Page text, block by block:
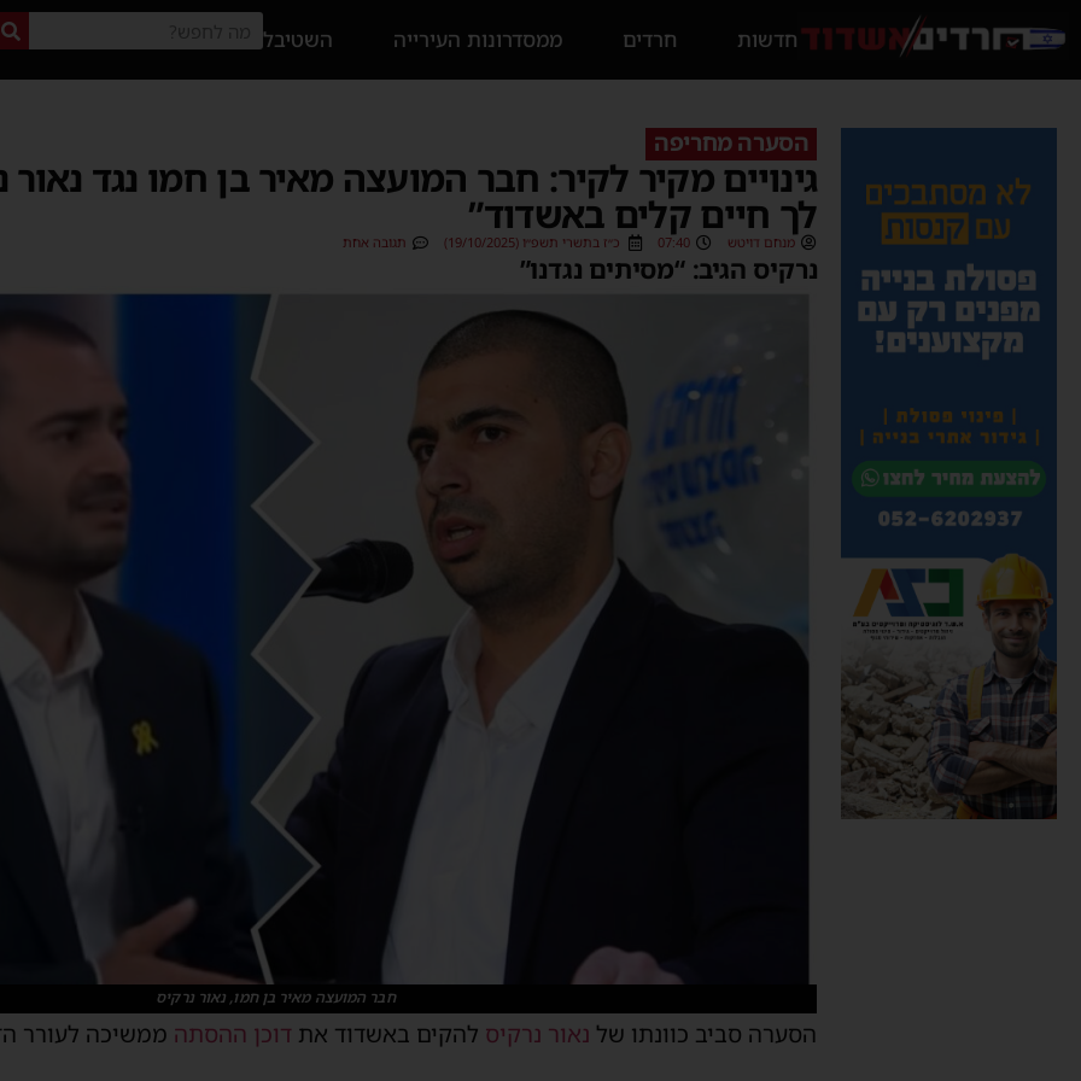
חדשות חרדים ממסדרונות העירייה השטיבל
הסערה מחריפה
גינויים מקיר לקיר: חבר המועצה מאיר בן חמו נגד נאור
לך חיים קלים באשדוד”
מנחם דויטש 07:40 כ״ז בתשרי תשפ״ו (19/10/2025) תגובה אחת
נרקיס הגיב: “מסיתים נגדנו”
חבר המועצה מאיר בן חמו, נאור נרקיס
הסערה סביב כוונתו של נאור נרקיס להקים באשדוד את דוכן ההסתה ממשיכה לעורר